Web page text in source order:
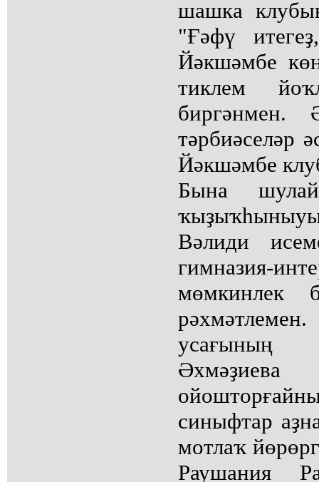
шашка
"Ғәфү
Йәкшәмбе
тиклем
биргәнмен.
тәрбиәселәр
Йәкшәмбе
Бына
Вәлиди
гимназия-
мөмкинлек
усағының
синыфтар
мотлаҡ
Раушания